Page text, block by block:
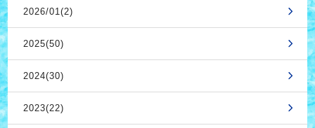
2026/01(2)
2025(50)
2024(30)
2023(22)